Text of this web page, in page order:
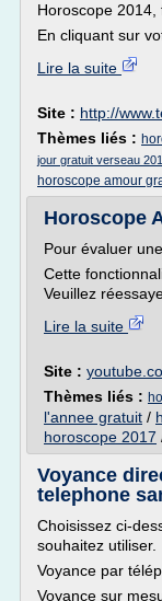
Horoscope 2014,
En cliquant sur
Lire la suite
Site : http://
Thèmes liés :
jour gratuit verseau
horoscope amour
Horoscope
Pour évaluer
Cette
Veuillez
Lire la suite
Site :
Thèmes liés :
l'annee gratuit /
horoscope 2017
Voyance
telephone
Choisissez ci-
souhaitez utiliser.
Voyance par
Voyance sur